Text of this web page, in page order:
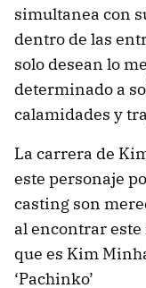
simultanea con
dentro de las
solo desean lo
determinado a
calamidades y
La carrera de
este personaje
casting son
al encontrar
que es Kim
‘Pachinko’